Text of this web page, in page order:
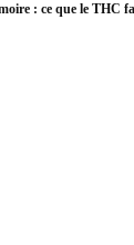
: ce que le THC